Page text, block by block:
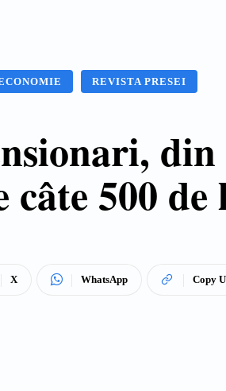
REVISTA PRESEI
câte 500 de
X WhatsApp Copy